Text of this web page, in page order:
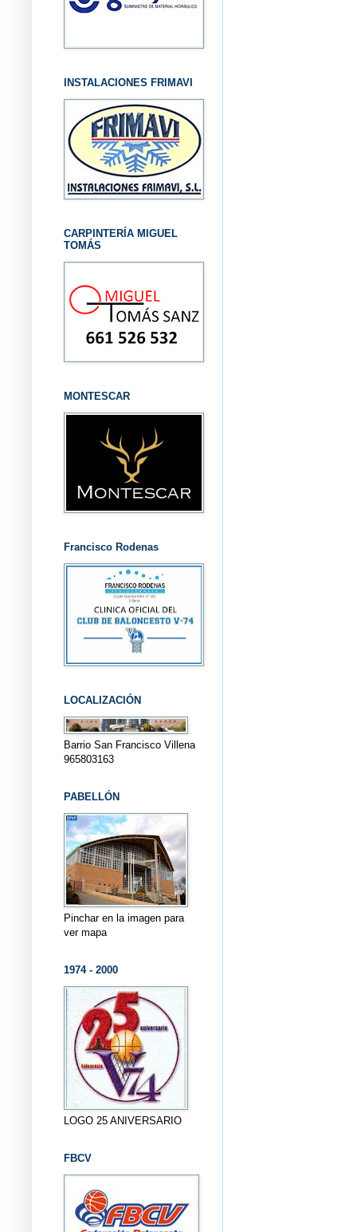
INSTALACIONES FRIMAVI
CARPINTERÍA MIGUEL
TOMÁS
MONTESCAR
Francisco Rodenas
LOCALIZACIÓN
Barrio San Francisco Villena
965803163
PABELLÓN
Pinchar en la imagen para
ver mapa
1974 - 2000
LOGO 25 ANIVERSARIO
FBCV